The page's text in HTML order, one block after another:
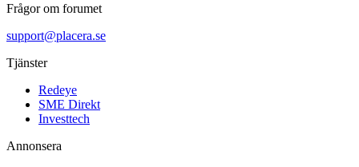
Frågor om forumet
support@placera.se
Tjänster
Redeye
SME Direkt
Investtech
Annonsera